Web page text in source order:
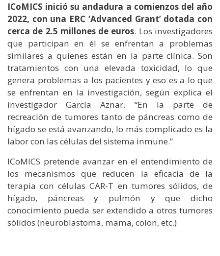
ICoMICS inició su andadura a comienzos del año
2022, con una ERC ‘Advanced Grant’ dotada con
cerca de 2.5 millones de euros. Los investigadores
que participan en él se enfrentan a problemas
similares a quienes están en la parte clínica. Son
tratamientos con una elevada toxicidad, lo que
genera problemas a los pacientes y eso es a lo que
se enfrentan en la investigación, según explica el
investigador García Aznar. “En la parte de
recreación de tumores tanto de páncreas como de
hígado se está avanzando, lo más complicado es la
labor con las células del sistema inmune.”
ICoMICS pretende avanzar en el entendimiento de
los mecanismos que reducen la eficacia de la
terapia con células CAR-T en tumores sólidos, de
hígado, páncreas y pulmón y que dicho
conocimiento pueda ser extendido a otros tumores
sólidos (neuroblastoma, mama, colon, etc.)